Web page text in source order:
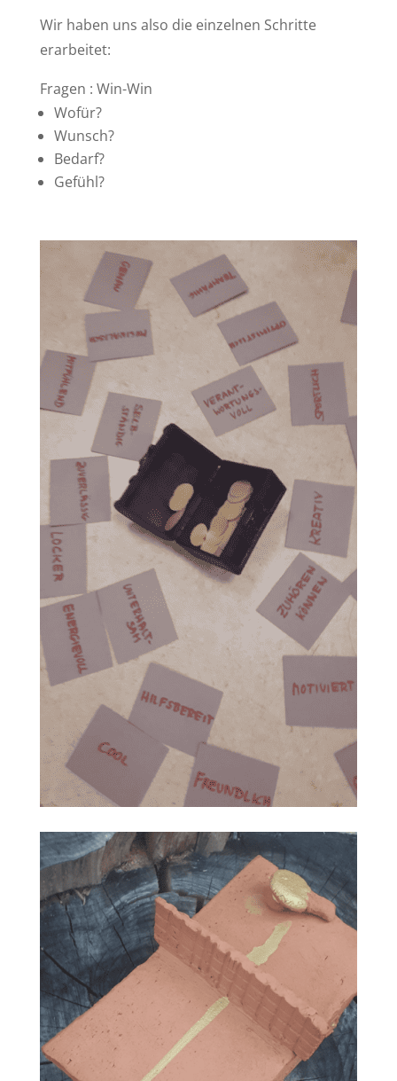
Wir haben uns also die einzelnen Schritte
erarbeitet:
Fragen : Win-Win
Wofür?
Wunsch?
Bedarf?
Gefühl?